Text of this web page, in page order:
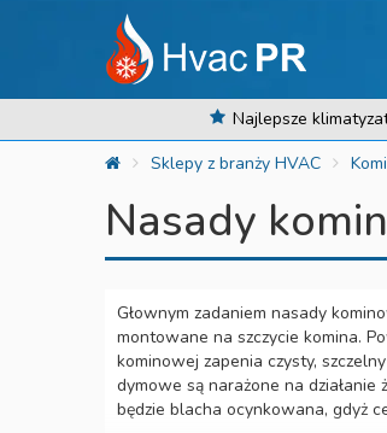
Najlepsze
Sklepy z branży HVAC
Nasady
Głownym zadaniem nasady
montowane na szczycie komina.
kominowej zapenia czysty,
dymowe są narażone na
będzie blacha ocynkowana, gdyż